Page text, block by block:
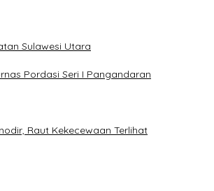
Sulawesi Utara
Pordasi Seri I Pangandaran
Raut Kekecewaan Terlihat